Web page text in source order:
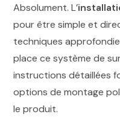
Absolument. L’
pour être simple et
techniques
place ce système de
instructions détaillées
options de montage
le produit.